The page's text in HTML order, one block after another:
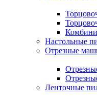
Настольные
Отрезные
Ленточные